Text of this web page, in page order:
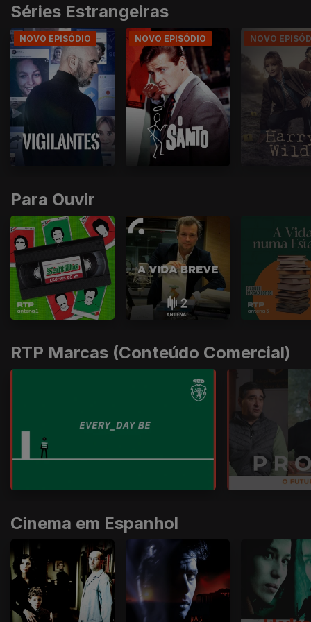
Séries Estrangeiras
NOVO EPISÓDIO NOVO EPISÓDIO NOVO
Para Ouvir
RTP Marcas (Conteúdo Comercial)
Cinema em Espanhol